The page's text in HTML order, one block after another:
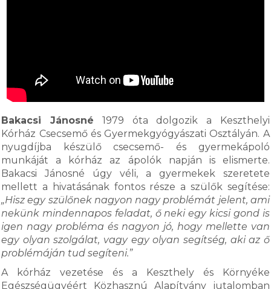
Bakacsi Jánosné 1979 óta dolgozik a Keszthelyi
Kórház Csecsemő és Gyermekgyógyászati Osztályán. A
nyugdíjba készülő csecsemő- és gyermekápoló
munkáját a kórház az ápolók napján is elismerte.
Bakacsi Jánosné úgy véli, a gyermekek szeretete
mellett a hivatásának fontos része a szülők segítése:
„Hisz egy szülőnek nagyon nagy problémát jelent, ami
nekünk mindennapos feladat, ő neki egy kicsi gond is
igen nagy probléma és nagyon jó, hogy mellette van
egy olyan szolgálat, vagy egy olyan segítség, aki az ő
problémáján tud segíteni.”
A kórház vezetése és a Keszthely és Környéke
Egészségügyéért Közhasznú Alapítvány jutalomban